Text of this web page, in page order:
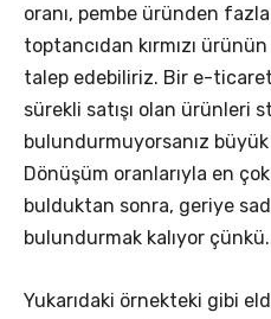
oranı, pembe üründen
toptancıdan kırmızı
talep edebiliriz. Bir e-
sürekli satışı olan ürünleri
bulundurmuyorsanız
Dönüşüm oranlarıyla en
bulduktan sonra, geriye
bulundurmak kalıyor çünkü.
Yukarıdaki örnekteki gibi